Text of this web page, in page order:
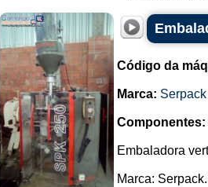
Código da
Marca: Serpack
Componentes:
Embaladora
Marca: Serpack.